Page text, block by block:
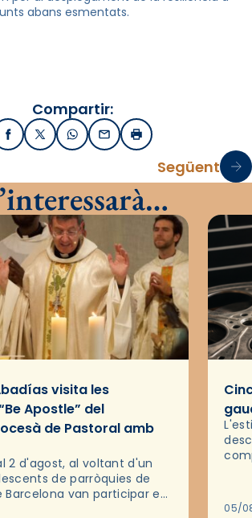
abans esmentats.
Compartir:
FacebookX / TwitterWhatsApp
EmailImprimir
Següent
visita les
Apostle” del
de Pastoral amb
2 d'agost, al voltant d'un
de parròquies de
Barcelona van participar en
Apostle, organitzades
05/